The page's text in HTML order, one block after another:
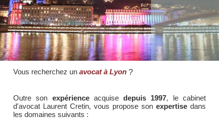
Vous recherchez un avocat à Lyon ?
Outre son expérienceacquisedepuis 1997, le cabinet
d'avocat Laurent Cretin, vous propose sonexpertise dans
les domaines suivants :